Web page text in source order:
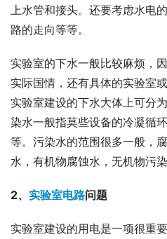
上水管和接头。还要考虑水电
路的走向等等。
实验室的下水一般比较麻烦，
实际国情，还有具体的实验室
实验室建设的下水大体上可分
染水一般指莫些设备的冷凝循
等。污染水的范围很多一般，
水，有机物腐蚀水，无机物污
2、 实验室电路问题
实验室建设的用电是一项很重